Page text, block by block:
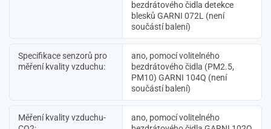
bezdrátového čidla detekce
blesků GARNI 072L (není
součástí balení)
Specifikace senzorů pro
měření kvality vzduchu:
ano, pomocí volitelného
bezdrátového čidla (PM2.5,
PM10) GARNI 104Q (není
součástí balení)
Měření kvality vzduchu-
ano, pomocí volitelného